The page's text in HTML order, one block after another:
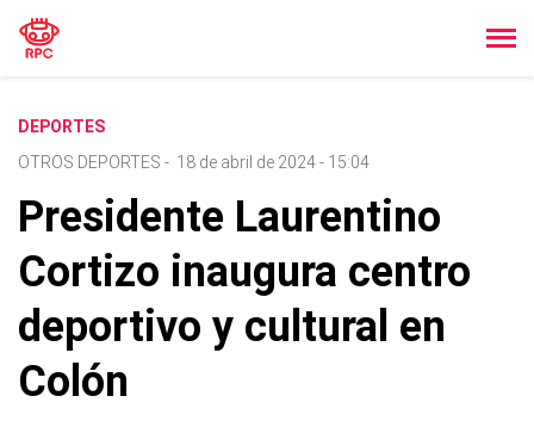
DEPORTES
OTROS DEPORTES - 18 de abril de 2024 - 15:04
Presidente Laurentino
Cortizo inaugura centro
deportivo y cultural en
Colón